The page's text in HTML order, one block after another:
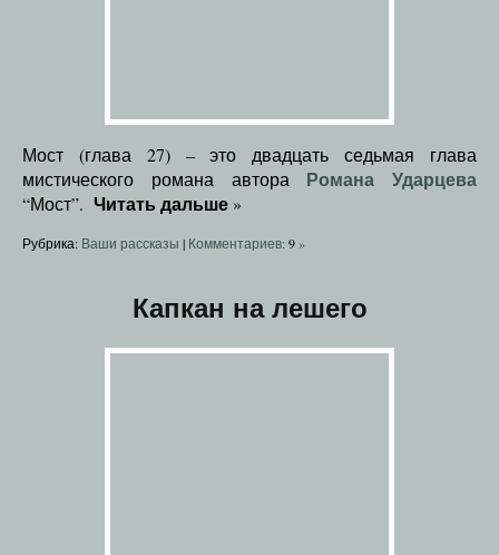
Мост (глава 27) – это двадцать седьмая глава
мистического романа автора Романа Ударцева
“Мост”. Читать дальше »
Рубрика: Ваши рассказы | Комментариев: 9»
Капкан на лешего